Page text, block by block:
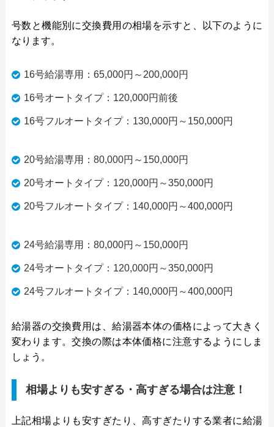
号数と機能別に交換費用の相場を示すと、以下のように
なります。
16号給湯専用：65,000円～200,000円
16号オートタイプ：120,000円前後
16号フルオートタイプ：130,000円～150,000円
20号給湯専用：80,000円～150,000円
20号オートタイプ：120,000円～350,000円
20号フルオートタイプ：140,000円～400,000円
24号給湯専用：80,000円～150,000円
24号オートタイプ：120,000円～350,000円
24号フルオートタイプ：140,000円～400,000円
給湯器の交換費用は、給湯器本体の価格によって大きく
変わります。交換の際は本体価格に注意するようにしま
しょう。
相場よりも安すぎる・高すぎる場合は注意！
上記相場よりも安すぎたり、高すぎたりする業者に給湯